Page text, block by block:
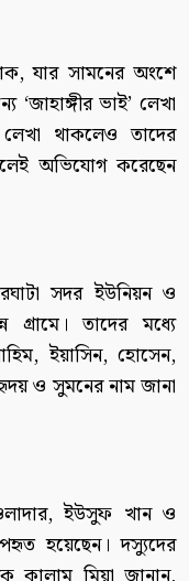
যার সামনের অংশে
‘জাহাঙ্গীর ভাই’ লেখা
থাকলেও তাদের
অভিযোগ করেছেন
সদর ইউনিয়ন ও
গ্রামে। তাদের মধ্যে
ইয়াসিন, হোসেন,
ও সুমনের নাম জানা
ইউসুফ খান ও
হয়েছেন। দস্যুদের